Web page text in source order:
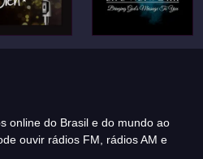
online do Brasil e do mundo ao
ouvir rádios FM, rádios AM e